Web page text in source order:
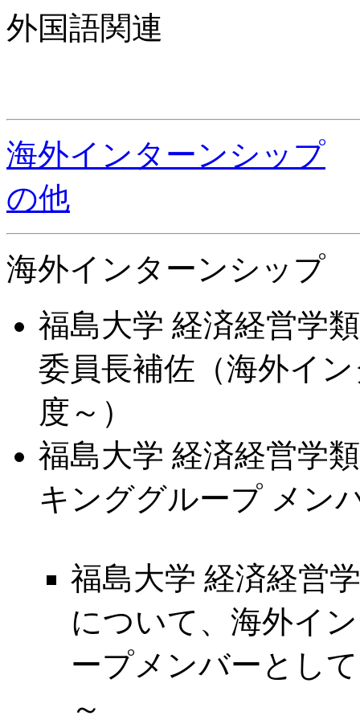
外国語関連
海外インターンシップ
の他
海外インターンシップ
福島大学 経済経営学
委員長補佐（海外イ
度～）
福島大学 経済経営学
キンググループ メン
福島大学 経済経営
について、海外イ
ープメンバーとし
～